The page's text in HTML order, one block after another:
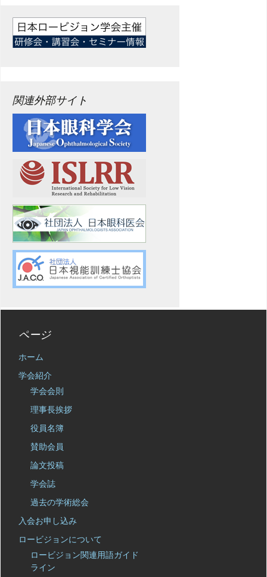
関連外部サイト
ページ
ホーム
学会紹介
学会会則
理事長挨拶
役員名簿
賛助会員
論文投稿
学会誌
過去の学術総会
入会お申し込み
ロービジョンについて
ロービジョン関連用語ガイド
ライン